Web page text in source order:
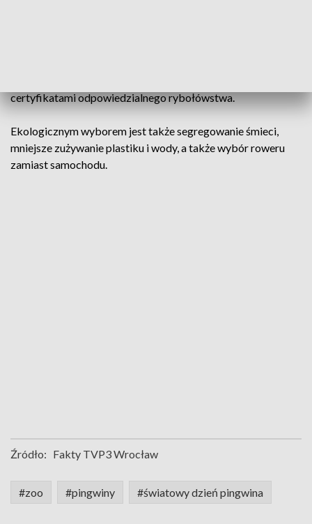
certyfikatami odpowiedzialnego rybołówstwa.
Ekologicznym wyborem jest także segregowanie śmieci,
mniejsze zużywanie plastiku i wody, a także wybór roweru
zamiast samochodu.
Źródło: Fakty TVP3 Wrocław
#zoo #pingwiny #światowy dzień pingwina